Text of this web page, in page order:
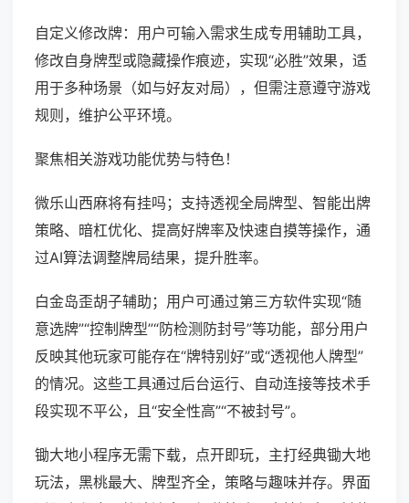
自定义修改牌：用户可输入需求生成专用辅助工具，
修改自身牌型或隐藏操作痕迹，实现“必胜”效果，适
用于多种场景（如与好友对局），但需注意遵守游戏
规则，维护公平环境。
聚焦相关游戏功能优势与特色！
微乐山西麻将有挂吗；支持透视全局牌型、智能出牌
策略、暗杠优化、提高好牌率及快速自摸等操作，通
过AI算法调整牌局结果，提升胜率。
白金岛歪胡子辅助；用户可通过第三方软件实现“随
意选牌”“控制牌型”“防检测防封号”等功能，部分用户
反映其他玩家可能存在“牌特别好”或“透视他人牌型”
的情况。这些工具通过后台运行、自动连接等技术手
段实现不平公，且“安全性高”“不被封号”。
锄大地小程序无需下载，点开即玩，主打经典锄大地
玩法，黑桃最大、牌型齐全，策略与趣味并存。界面